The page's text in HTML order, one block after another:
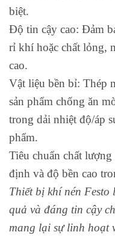
biệt.
Độ tin cậy cao: Đảm
rỉ khí hoặc chất lỏng,
cao.
Vật liệu bền bỉ: Thép
sản phẩm chống ăn
trong dải nhiệt độ/áp
phẩm.
Tiêu chuẩn chất
định và độ bền cao
Thiết bị khí nén
quả và đáng tin cậy
mang lại sự linh hoạt